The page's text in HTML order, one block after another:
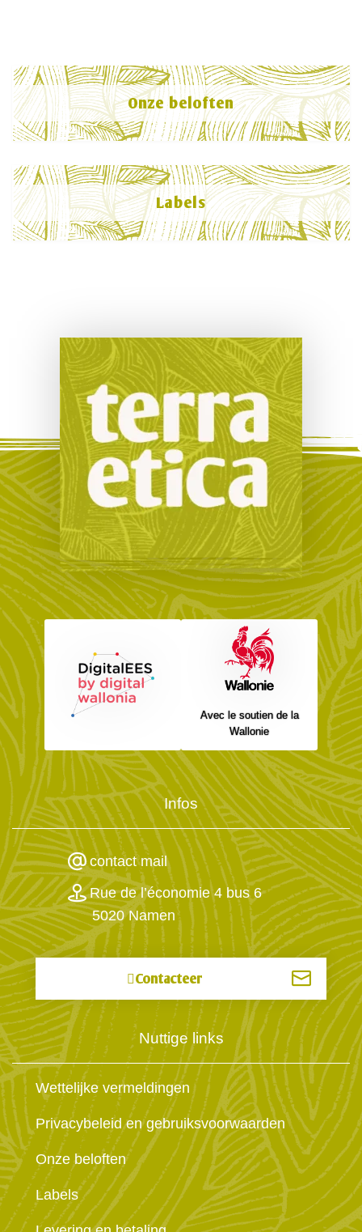
Onze beloften
Labels
Avec le soutien de la
Wallonie
Infos
contact mail
Rue de l’économie 4 bus 6
5020 Namen
Contacteer
Nuttige links
Wettelijke vermeldingen
Privacybeleid en gebruiksvoorwaarden
Onze beloften
Labels